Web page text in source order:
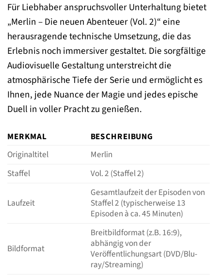
Für Liebhaber anspruchsvoller Unterhaltung bietet
„Merlin – Die neuen Abenteuer (Vol. 2)“ eine
herausragende technische Umsetzung, die das
Erlebnis noch immersiver gestaltet. Die sorgfältige
Audiovisuelle Gestaltung unterstreicht die
atmosphärische Tiefe der Serie und ermöglicht es
Ihnen, jede Nuance der Magie und jedes epische
Duell in voller Pracht zu genießen.
MERKMAL
BESCHREIBUNG
Originaltitel
Merlin
Staffel
Vol. 2 (Staffel 2)
Laufzeit
Gesamtlaufzeit der Episoden von
Staffel 2 (typischerweise 13
Episoden à ca. 45 Minuten)
Bildformat
Breitbildformat (z.B. 16:9),
abhängig von der
Veröffentlichungsart (DVD/Blu-
ray/Streaming)